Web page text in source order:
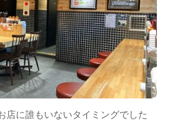
店に誰もいないタイミングでした